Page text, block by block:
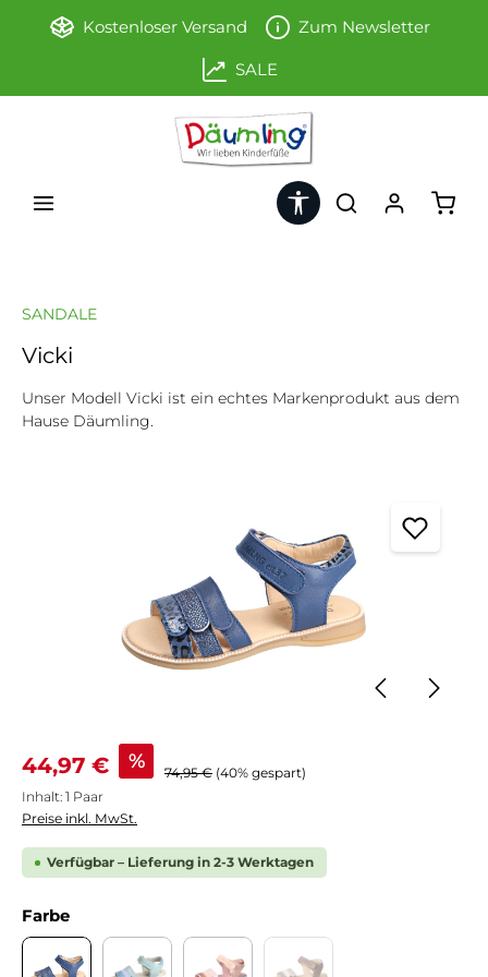
Zum Hauptinhalt springen
Kostenloser Versand Zum Newsletter
SALE
Werkzeugleiste anzeigen
SANDALE
Vicki
Unser Modell Vicki ist ein echtes Markenprodukt aus dem
Hause Däumling.
Verkaufspreis:
44,97 € % Regulärer Preis:
74,95 € (40% gespart)
Inhalt: 1 Paar
Preise inkl. MwSt.
Verfügbar – Lieferung in 2-3 Werktagen
Farbeauswählen